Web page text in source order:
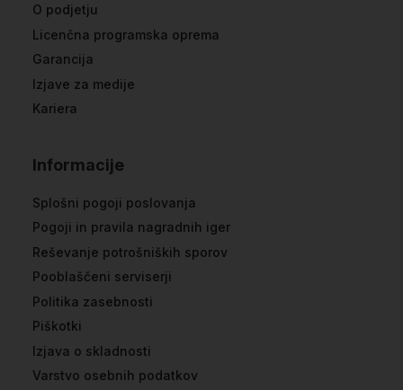
O podjetju
Licenčna programska oprema
Garancija
Izjave za medije
Kariera
Informacije
Splošni pogoji poslovanja
Pogoji in pravila nagradnih iger
Reševanje potrošniških sporov
Pooblaščeni serviserji
Politika zasebnosti
Piškotki
Izjava o skladnosti
Varstvo osebnih podatkov